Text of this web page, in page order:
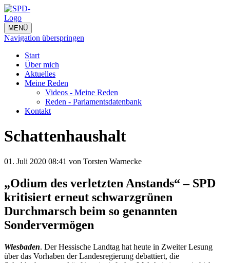
MENÜ
Navigation überspringen
Start
Über mich
Aktuelles
Meine Reden
Videos - Meine Reden
Reden - Parlamentsdatenbank
Kontakt
Schattenhaushalt
01. Juli 2020 08:41 von Torsten Warnecke
„Odium des verletzten Anstands“ – SPD
kritisiert erneut schwarzgrünen
Durchmarsch beim so genannten
Sondervermögen
Wiesbaden. Der Hessische Landtag hat heute in Zweiter Lesung
über das Vorhaben der Landesregierung debattiert, die